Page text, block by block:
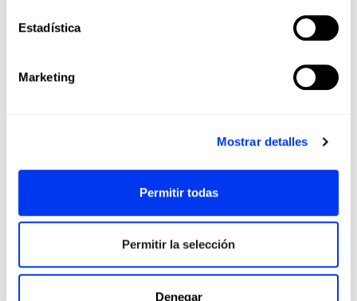
Estadística
Marketing
Mostrar detalles
Permitir todas
Permitir la selección
Denegar
ofrece niveles
adecuados. Al fin y al cabo, es un
deporte ajustable a todas las
Interacción social:El deporte
interacción con otros jugadores.
Los partidos de pickleball